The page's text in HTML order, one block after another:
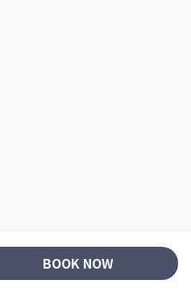
BOOK NOW